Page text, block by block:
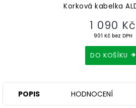
Korková kabelka
901 Kč bez DPH
1 090 Kč
DO KOŠÍKU
POPIS HODNOCENÍ